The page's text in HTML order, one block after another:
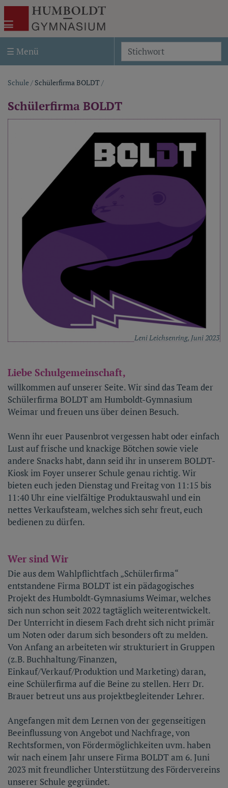
Humboldt-Gymnasium Weimar
Akira Template Two
☰ Menü
Schule/ Schülerfirma BOLDT/
Schülerfirma BOLDT
Leni Leichsenring, Juni 2023
Liebe Schulgemeinschaft,
willkommen auf unserer Seite. Wir sind das Team der
Schülerfirma BOLDT am Humboldt-Gymnasium
Weimar und freuen uns über deinen Besuch.
Wenn ihr euer Pausenbrot vergessen habt oder einfach
Lust auf frische und knackige Bötchen sowie viele
andere Snacks habt, dann seid ihr in unserem BOLDT-
Kiosk im Foyer unserer Schule genau richtig. Wir
bieten euch jeden Dienstag und Freitag von 11:15 bis
11:40 Uhr eine vielfältige Produktauswahl und ein
nettes Verkaufsteam, welches sich sehr freut, euch
bedienen zu dürfen.
Wer sind Wir
Die aus dem Wahlpflichtfach „Schülerfirma“
entstandene Firma BOLDT ist ein pädagogisches
Projekt des Humboldt-Gymnasiums Weimar, welches
sich nun schon seit 2022 tagtäglich weiterentwickelt.
Der Unterricht in diesem Fach dreht sich nicht primär
um Noten oder darum sich besonders oft zu melden.
Von Anfang an arbeiteten wir strukturiert in Gruppen
(z.B. Buchhaltung/Finanzen,
Einkauf/Verkauf/Produktion und Marketing) daran,
eine Schülerfirma auf die Beine zu stellen. Herr Dr.
Brauer betreut uns aus projektbegleitender Lehrer.
Angefangen mit dem Lernen von der gegenseitigen
Beeinflussung von Angebot und Nachfrage, von
Rechtsformen, von Fördermöglichkeiten uvm. haben
wir nach einem Jahr unsere Firma BOLDT am 6. Juni
2023 mit freundlicher Unterstützung des Fördervereins
unserer Schule gegründet.